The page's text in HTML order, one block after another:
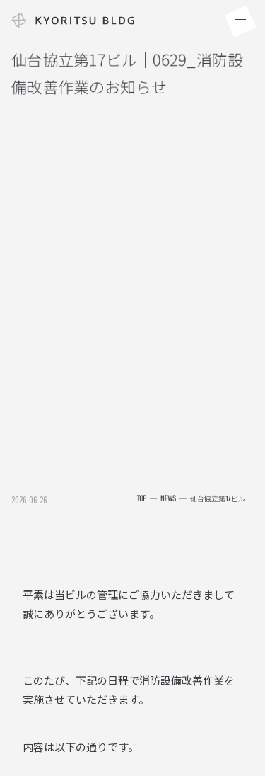
仙台協立第17ビル｜0629_消防設
備改善作業のお知らせ
2026.06.26
TOP
NEWS
仙台協立第17ビル｜0629_消防設備改善作業のお知らせ
平素は当ビルの管理にご協力いただきまして
誠にありがとうございます。
このたび、下記の日程で消防設備改善作業を
実施させていただきます。
内容は以下の通りです。